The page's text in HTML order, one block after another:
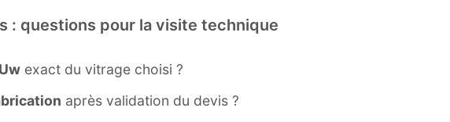
: questions pour la visite technique
exact du vitrage choisi ?
après validation du devis ?